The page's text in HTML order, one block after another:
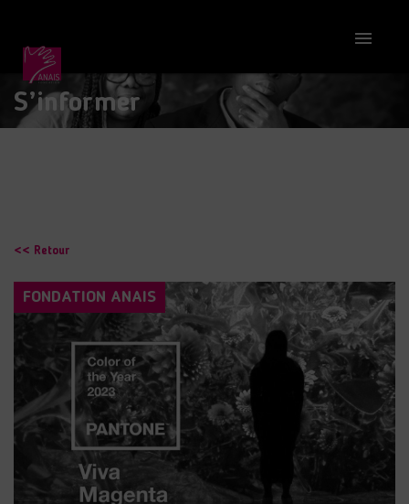

S’informer
<< Retour
FONDATION ANAIS